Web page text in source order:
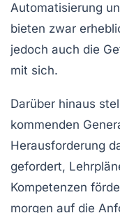
Automatisierung
bieten zwar
jedoch auch die
mit sich.
Darüber hinaus
kommenden
Herausforderung
gefordert,
Kompetenzen
morgen auf die